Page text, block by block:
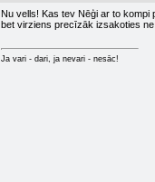
Nu vells! Kas tev Nēģi ar to
bet virziens precīzāk izsakoties
Ja vari - dari, ja nevari - nesāc!